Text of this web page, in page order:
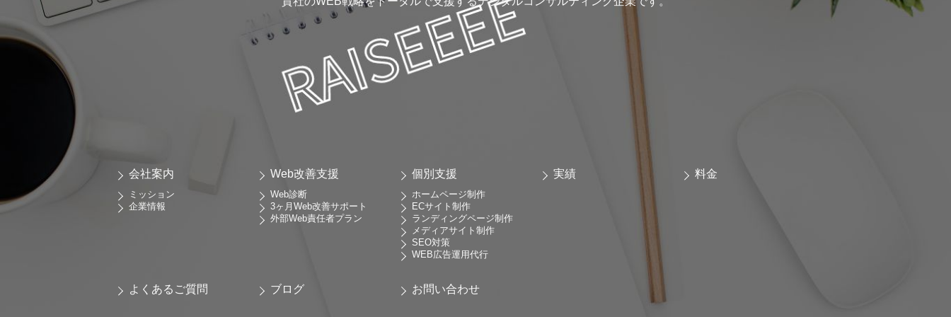
会社案内
ミッション
企業情報
Web改善支援
Web診断
3ヶ月Web改善サポート
外部Web責任者プラン
個別支援
ホームページ制作
ECサイト制作
ランディングページ制作
メディアサイト制作
SEO対策
WEB広告運用代行
実績 料金
よくあるご質問 ブログ お問い合わせ